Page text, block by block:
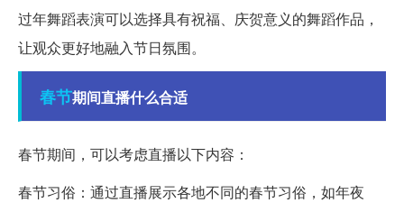
过年舞蹈表演可以选择具有祝福、庆贺意义的舞蹈作品，
让观众更好地融入节日氛围。
春节期间直播什么合适
春节期间，可以考虑直播以下内容：
春节习俗：通过直播展示各地不同的春节习俗，如年夜